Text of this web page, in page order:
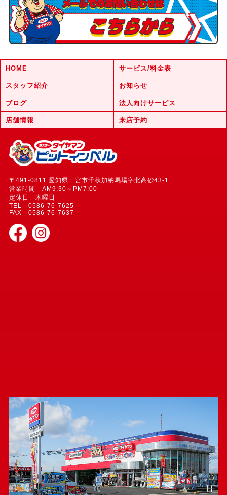
HOME サービス/料金表
スタッフ紹介 お知らせ
ブログ 法人向けサービス
店舗情報 来店予約
〒491-0811 愛知県一宮市千秋加納馬場字北高砂43-1
営業時間 AM9:30～PM7:00
定休日 木曜日
TEL 0586-76-7625
FAX 0586-76-7637